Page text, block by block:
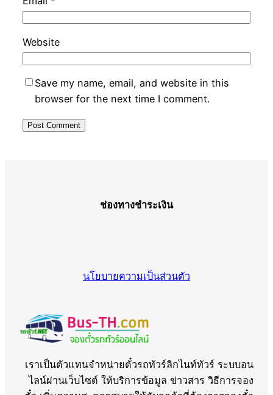
Website
Save my name, email, and website in this
browser for the next time I comment.
ช่องทางชำระเงิน
นโยบายความเป็นส่วนตัว
เราเป็นตัวแทนจำหน่ายตั๋วรถทัวร์ลิกไนท์ทัวร์ ระบบอน
ไลน์ผ่านเว็บไซต์ ให้บริการข้อมูล ข่าวสาร วิธีการจอง